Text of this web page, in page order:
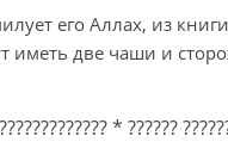
его Аллах, из
иметь две чаши и
* ??????